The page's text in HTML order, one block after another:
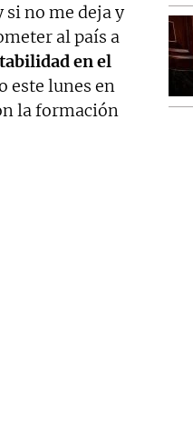
si no me deja y
al país a
en el
este lunes en
la formación